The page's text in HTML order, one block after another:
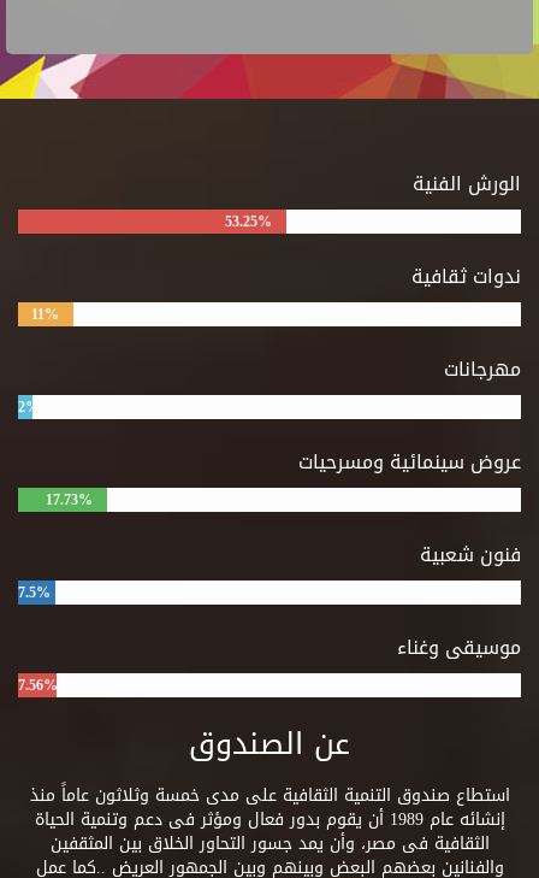
الورش الفنية
53.25%
ندوات ثقافية
11%
مهرجانات
2%
عروض سينمائية ومسرحيات
17.73%
فنون شعبية
7.5%
موسيقى وغناء
7.56%
عن الصندوق
استطاع صندوق التنمية الثقافية على مدى خمسة وثلاثون عاماً منذ
إنشائه عام 1989 أن يقوم بدور فعال ومؤثر فى دعم وتنمية الحياة
الثقافية فى مصر، وأن يمد جسور التحاور الخلاق بين المثقفين
والفنانين بعضهم البعض وبينهم وبين الجمهور العريض ..كما عمل